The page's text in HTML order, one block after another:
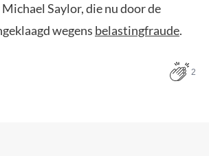
Saylor, die nu door de
wegens belastingfraude.
2